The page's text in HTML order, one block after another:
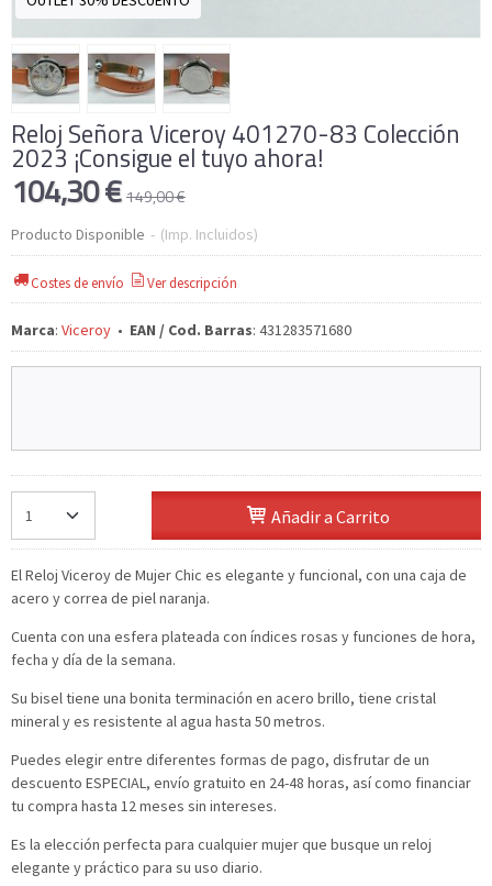
Reloj Señora Viceroy 401270-83 Colección
2023 ¡Consigue el tuyo ahora!
104,30 €149,00 €
Producto Disponible - (Imp. Incluidos)
Costes de envío Ver descripción
Marca: Viceroy • EAN / Cod. Barras: 431283571680
Añadir a Carrito
El Reloj Viceroy de Mujer Chic es elegante y funcional, con una caja de
acero y correa de piel naranja.
Cuenta con una esfera plateada con índices rosas y funciones de hora,
fecha y día de la semana.
Su bisel tiene una bonita terminación en acero brillo, tiene cristal
mineral y es resistente al agua hasta 50 metros.
Puedes elegir entre diferentes formas de pago, disfrutar de un
descuento ESPECIAL, envío gratuito en 24-48 horas, así como financiar
tu compra hasta 12 meses sin intereses.
Es la elección perfecta para cualquier mujer que busque un reloj
elegante y práctico para su uso diario.